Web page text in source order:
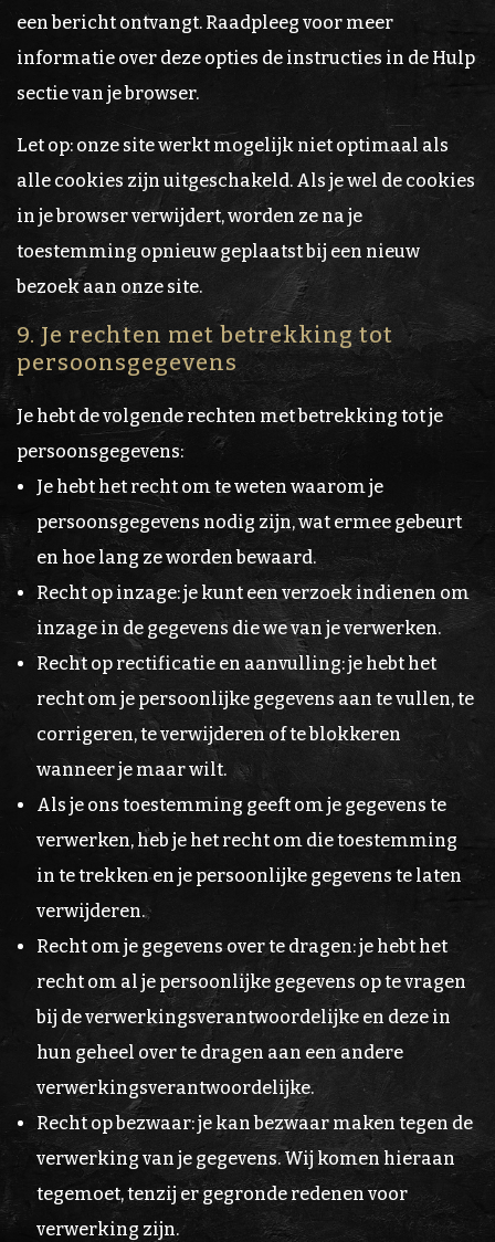
een bericht ontvangt. Raadpleeg voor meer
informatie over deze opties de instructies in de Hulp
sectie van je browser.
Let op: onze site werkt mogelijk niet optimaal als
alle cookies zijn uitgeschakeld. Als je wel de cookies
in je browser verwijdert, worden ze na je
toestemming opnieuw geplaatst bij een nieuw
bezoek aan onze site.
9. Je rechten met betrekking tot
persoonsgegevens
Je hebt de volgende rechten met betrekking tot je
persoonsgegevens:
Je hebt het recht om te weten waarom je
persoonsgegevens nodig zijn, wat ermee gebeurt
en hoe lang ze worden bewaard.
Recht op inzage: je kunt een verzoek indienen om
inzage in de gegevens die we van je verwerken.
Recht op rectificatie en aanvulling: je hebt het
recht om je persoonlijke gegevens aan te vullen, te
corrigeren, te verwijderen of te blokkeren
wanneer je maar wilt.
Als je ons toestemming geeft om je gegevens te
verwerken, heb je het recht om die toestemming
in te trekken en je persoonlijke gegevens te laten
verwijderen.
Recht om je gegevens over te dragen: je hebt het
recht om al je persoonlijke gegevens op te vragen
bij de verwerkingsverantwoordelijke en deze in
hun geheel over te dragen aan een andere
verwerkingsverantwoordelijke.
Recht op bezwaar: je kan bezwaar maken tegen de
verwerking van je gegevens. Wij komen hieraan
tegemoet, tenzij er gegronde redenen voor
verwerking zijn.